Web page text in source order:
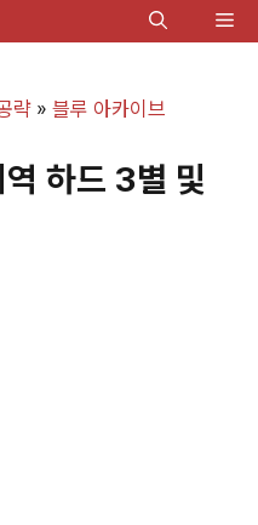
메
략 » 블루 아카이브
하드 3별 및